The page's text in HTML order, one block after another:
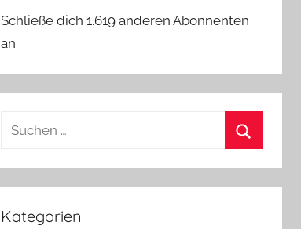
Schließe dich 1.619 anderen Abonnenten
an
Suchen
Kategorien